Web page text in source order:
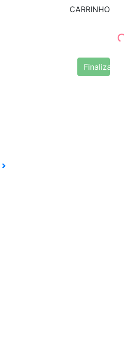
CARRINHO
Finalizar